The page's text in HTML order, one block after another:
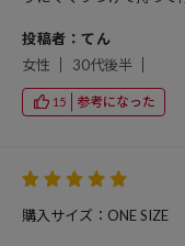
投稿者：てん
女性
30代後半
15 参考になった
購入サイズ：ONE SIZE